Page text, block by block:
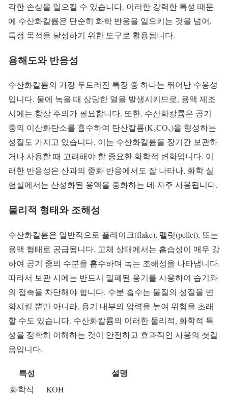
각한 손상을 일으킬 수 있습니다. 이러한 강력한 특성 때문
에 수산화칼륨은 단순히 화학 반응을 일으키는 것을 넘어,
특정 목적을 달성하기 위한 도구로 활용됩니다.
용해도와 반응성
수산화칼륨의 가장 두드러진 특징 중 하나는 뛰어난 수용성
입니다. 물에 녹을 때 상당한 열을 발생시키므로, 용액 제조
시에는 항상 주의가 필요합니다. 또한, 수산화칼륨은 공기
중의 이산화탄소를 흡수하여 탄산칼륨(K₂CO₃)을 형성하는
성질도 가지고 있습니다. 이는 수산화칼륨을 장기간 보관하
거나 사용할 때 고려해야 할 중요한 화학적 변화입니다. 이
러한 반응성은 산과의 중화 반응에서도 잘 나타나, 화학 실
험실에서는 산성화된 용액을 중화하는 데 자주 사용됩니다.
물리적 형태와 조해성
수산화칼륨은 일반적으로 플레이크(flake), 펠릿(pellet), 또는
용액 형태로 공급됩니다. 고체 상태에서는 흡습성이 매우 강
하여 공기 중의 수분을 흡수하며 녹는 조해성을 나타냅니다.
따라서 보관 시에는 반드시 밀폐된 용기를 사용하여 습기와
의 접촉을 차단해야 합니다. 수분 흡수는 물질의 성질을 변
화시킬 뿐만 아니라, 용기 내부의 압력을 높여 위험을 초래
할 수도 있습니다. 수산화칼륨의 이러한 물리적, 화학적 특
성을 정확히 이해하는 것이 안전하고 효과적인 사용의 첫걸
음입니다.
특성 설명
화학식
KOH